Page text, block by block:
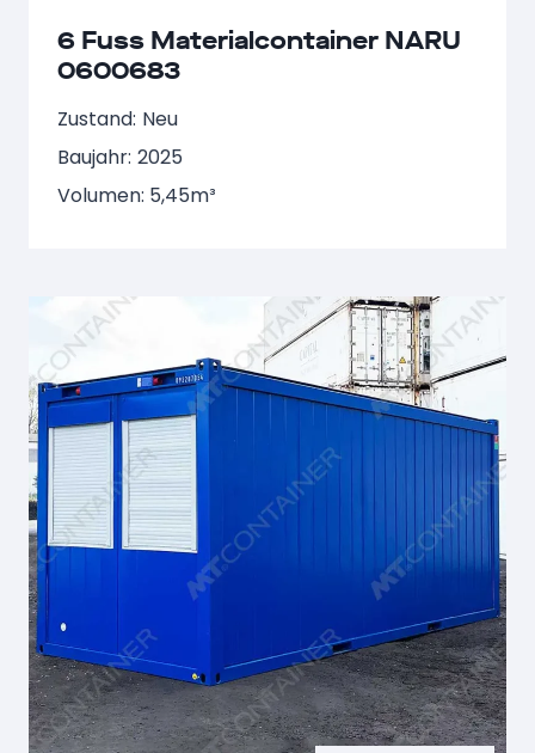
6 Fuss Materialcontainer NARU
0600683
Zustand: Neu
Baujahr: 2025
Volumen: 5,45m³